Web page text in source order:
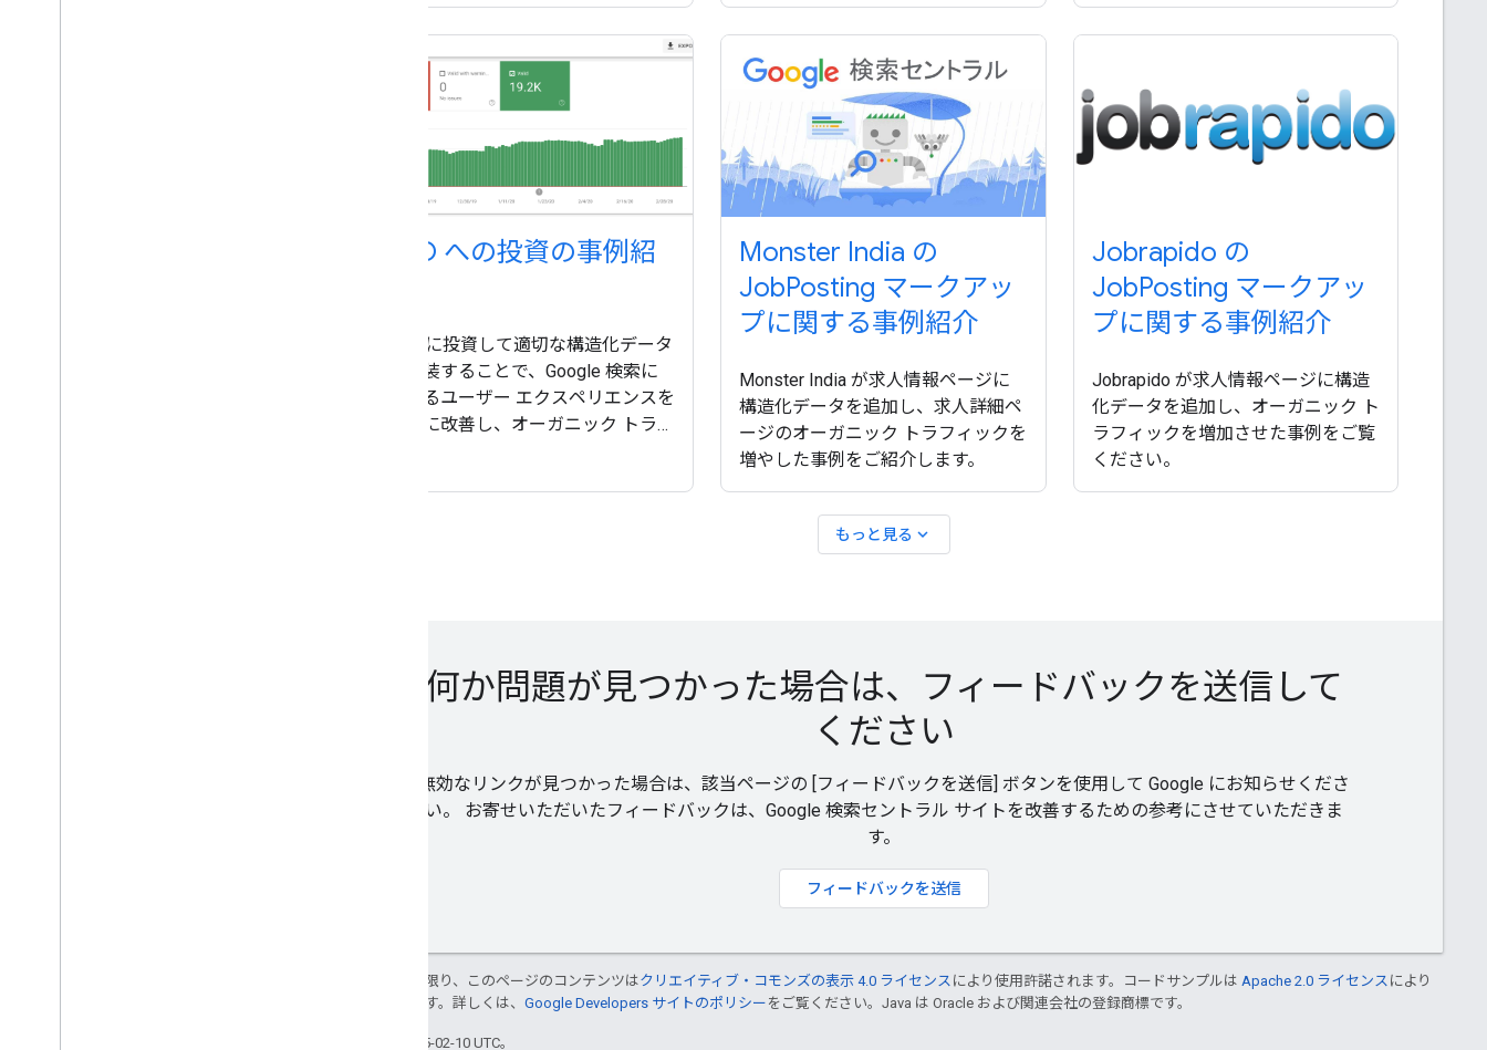
ようになりました。
SEO への投資の事例紹
SEO に投資して適切な構造化データ
を実装することで、Google 検索に
おけるユーザー エクスペリエンスを
いかに改善し、オーガニック トラフ
Monster India の
JobPosting マークアッ
プに関する事例紹介
Monster India が求人情報ページに
構造化データを追加し、求人詳細ペ
ージのオーガニック トラフィックを
増やした事例をご紹介します。
Jobrapido の
JobPosting マークアッ
プに関する事例紹介
Jobrapido が求人情報ページに構造
化データを追加し、オーガニック ト
ラフィックを増加させた事例をご覧
ください。
もっと見る expand_more
何か問題が見つかった場合は、フィードバックを送信して
ください
無効なリンクが見つかった場合は、該当ページの [フィードバックを送信] ボタンを使用して Google にお知らせくださ
い。 お寄せいただいたフィードバックは、Google 検索セントラル サイトを改善するための参考にさせていただきま
す。
フィードバックを送信
特に記載のない限り、このページのコンテンツはクリエイティブ・コモンズの表示 4.0 ライセンス により使用許諾されます。コードサンプルは Apache 2.0 ライセンス により
使用許諾されます。詳しくは、 Google Developers サイトのポリシー をご覧ください。Java は Oracle および関連会社の登録商標です。
最終更新日 2025-02-10 UTC。